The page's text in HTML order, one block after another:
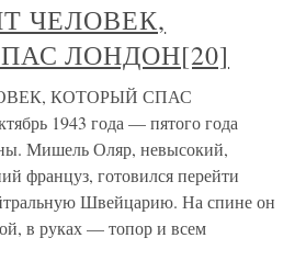
ЧЕЛОВЕК,
ЛОНДОН[20]
КОТОРЫЙ СПАС
1943 года — пятого года
Мишель Оляр, невысокий,
француз, готовился перейти
Швейцарию. На спине он
в руках — топор и всем